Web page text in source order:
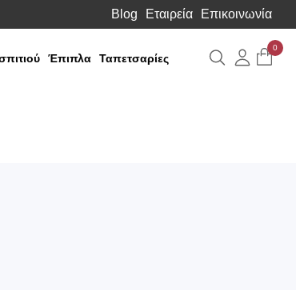
Blog Εταιρεία Επικοινωνία
Έπιπλα Ταπετσαρίες Αναζήτηση
0